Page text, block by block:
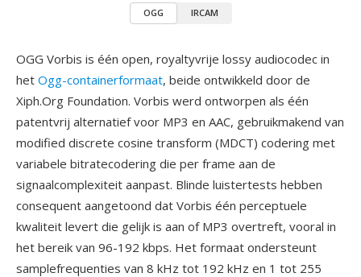
OGG IRCAM
OGG Vorbis is één open, royaltyvrije lossy audiocodec in
het Ogg-containerformaat, beide ontwikkeld door de
Xiph.Org Foundation. Vorbis werd ontworpen als één
patentvrij alternatief voor MP3 en AAC, gebruikmakend van
modified discrete cosine transform (MDCT) codering met
variabele bitratecodering die per frame aan de
signaalcomplexiteit aanpast. Blinde luistertests hebben
consequent aangetoond dat Vorbis één perceptuele
kwaliteit levert die gelijk is aan of MP3 overtreft, vooral in
het bereik van 96-192 kbps. Het formaat ondersteunt
samplefrequenties van 8 kHz tot 192 kHz en 1 tot 255